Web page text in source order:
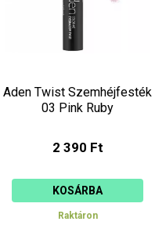
Aden Twist Szemhéjfesték
03 Pink Ruby
2 390 Ft
KOSÁRBA
Raktáron